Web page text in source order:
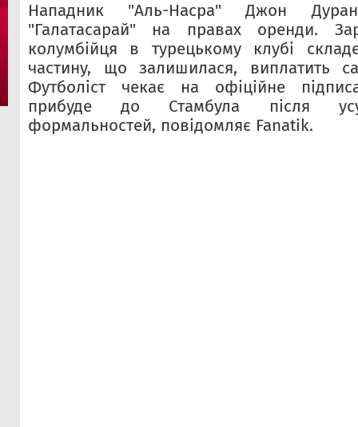
Нападник "Аль-Насра" Джон
"Галатасарай" на правах оренди.
колумбійця в турецькому клубі
частину, що залишилася, виплатить
Футболіст чекає на офіційне
прибуде до Стамбула після
формальностей, повідомляє Fanatik.